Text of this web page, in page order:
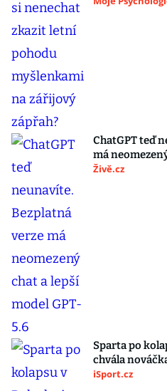
ChatGPT teď
má
Živě.cz
Sparta po
chvála
iSport.cz